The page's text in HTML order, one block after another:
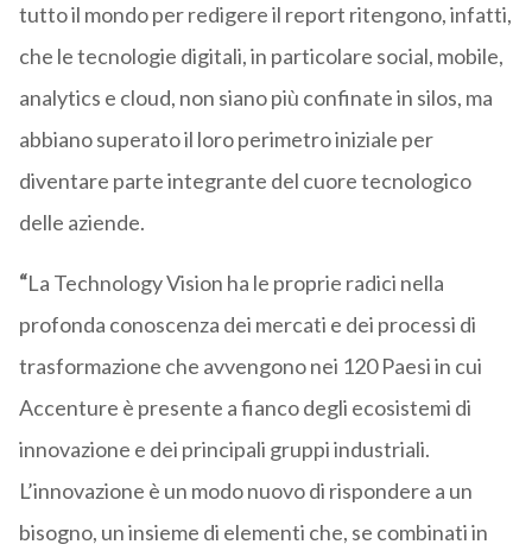
tutto il mondo per redigere il report ritengono, infatti,
che le tecnologie digitali, in particolare social, mobile,
analytics e cloud, non siano più confinate in silos, ma
abbiano superato il loro perimetro iniziale per
diventare parte integrante del cuore tecnologico
delle aziende.
“La Technology Vision ha le proprie radici nella
profonda conoscenza dei mercati e dei processi di
trasformazione che avvengono nei 120 Paesi in cui
Accenture è presente a fianco degli ecosistemi di
innovazione e dei principali gruppi industriali.
L’innovazione è un modo nuovo di rispondere a un
bisogno, un insieme di elementi che, se combinati in